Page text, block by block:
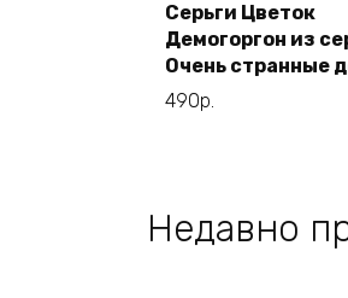
параметры
Этот
товар
Серьги Цветок
Демогоргон из
Очень странные
490р.
Недавно